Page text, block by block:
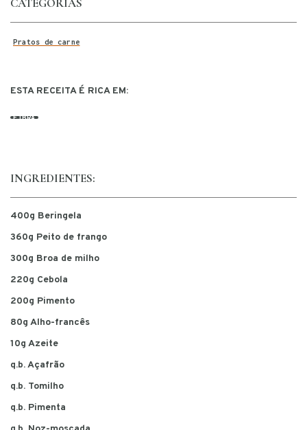
CATEGORIAS
Pratos de carne
ESTA RECEITA É RICA EM:
FIBRA
INGREDIENTES:
400g Beringela
360g Peito de frango
300g Broa de milho
220g Cebola
200g Pimento
80g Alho-francês
10g Azeite
q.b. Açafrão
q.b. Tomilho
q.b. Pimenta